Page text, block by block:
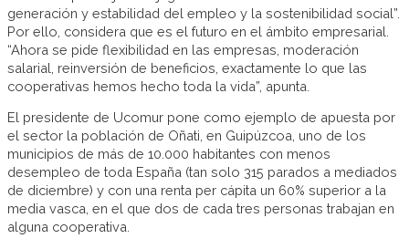
generación y estabilidad del empleo y la sostenibilidad social”.
Por ello, considera que es el futuro en el ámbito empresarial.
“Ahora se pide flexibilidad en las empresas, moderación
salarial, reinversión de beneficios, exactamente lo que las
cooperativas hemos hecho toda la vida”, apunta.
El presidente de Ucomur pone como ejemplo de apuesta por
el sector la población de Oñati, en Guipúzcoa, uno de los
municipios de más de 10.000 habitantes con menos
desempleo de toda España (tan solo 315 parados a mediados
de diciembre) y con una renta per cápita un 60% superior a la
media vasca, en el que dos de cada tres personas trabajan en
alguna cooperativa.